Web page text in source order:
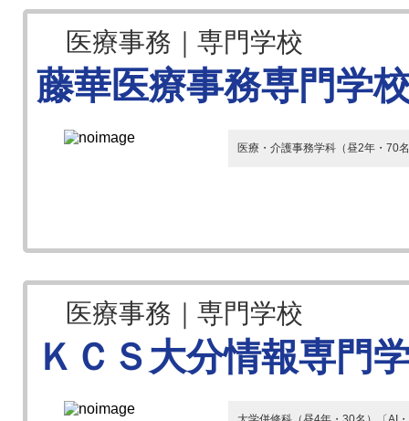
医療事務｜専門学校
藤華医療事務専門学
医療・介護事務学科（昼2年・70
医療事務｜専門学校
ＫＣＳ大分情報専門